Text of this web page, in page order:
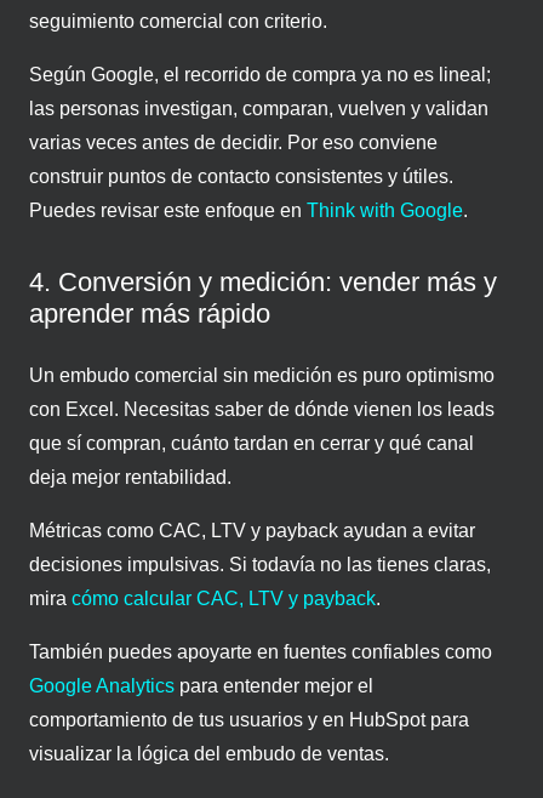
seguimiento comercial con criterio.
Según Google, el recorrido de compra ya no es lineal;
las personas investigan, comparan, vuelven y validan
varias veces antes de decidir. Por eso conviene
construir puntos de contacto consistentes y útiles.
Puedes revisar este enfoque en Think with Google.
4. Conversión y medición: vender más y
aprender más rápido
Un embudo comercial sin medición es puro optimismo
con Excel. Necesitas saber de dónde vienen los leads
que sí compran, cuánto tardan en cerrar y qué canal
deja mejor rentabilidad.
Métricas como CAC, LTV y payback ayudan a evitar
decisiones impulsivas. Si todavía no las tienes claras,
mira cómo calcular CAC, LTV y payback.
También puedes apoyarte en fuentes confiables como
Google Analytics para entender mejor el
comportamiento de tus usuarios y en HubSpot para
visualizar la lógica del embudo de ventas.